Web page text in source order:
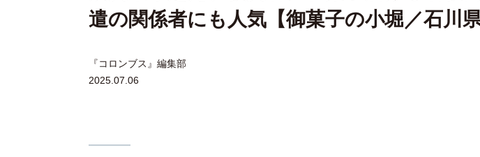
遣の関係者にも人気【御菓子の小堀／石川県
『コロンブス』編集部
2025.07.06